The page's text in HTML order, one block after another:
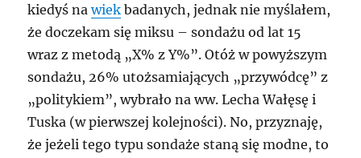
kiedyś nawiek badanych, jednak nie myślałem,
że doczekam się miksu – sondażu od lat 15
wraz z metodą „X% z Y%”. Otóż w powyższym
sondażu, 26% utożsamiających „przywódcę” z
„politykiem”, wybrało na ww. Lecha Wałęsę i
Tuska (w pierwszej kolejności). No, przyznaję,
że jeżeli tego typu sondaże staną się modne, to